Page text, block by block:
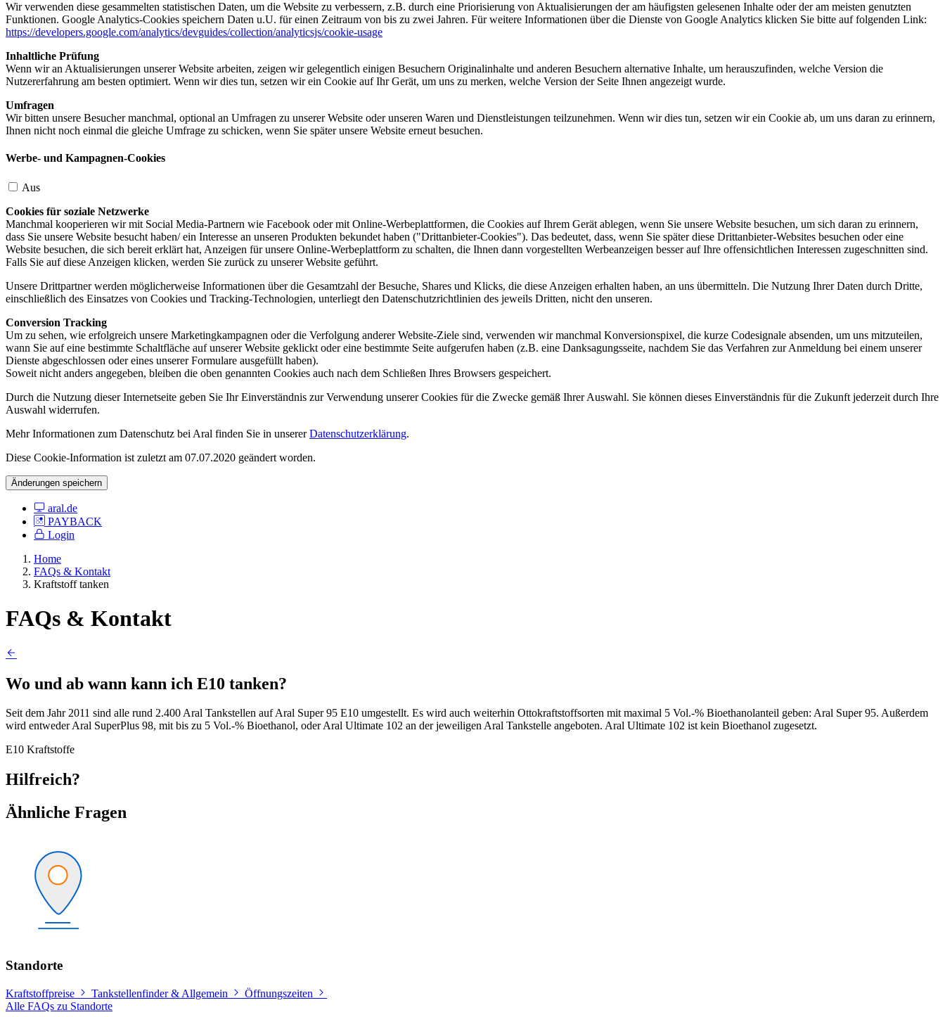
Wir verwenden diese gesammelten statistischen Daten, um die Website zu verbessern, z.B. durch eine Priorisierung von Aktualisierungen der am häufigsten gelesenen Inhalte oder der am meisten genutzten
Funktionen. Google Analytics-Cookies speichern Daten u.U. für einen Zeitraum von bis zu zwei Jahren. Für weitere Informationen über die Dienste von Google Analytics klicken Sie bitte auf folgenden Link:
https://developers.google.com/analytics/devguides/collection/analyticsjs/cookie-usage
Inhaltliche Prüfung
Wenn wir an Aktualisierungen unserer Website arbeiten, zeigen wir gelegentlich einigen Besuchern Originalinhalte und anderen Besuchern alternative Inhalte, um herauszufinden, welche Version die
Nutzererfahrung am besten optimiert. Wenn wir dies tun, setzen wir ein Cookie auf Ihr Gerät, um uns zu merken, welche Version der Seite Ihnen angezeigt wurde.
Umfragen
Wir bitten unsere Besucher manchmal, optional an Umfragen zu unserer Website oder unseren Waren und Dienstleistungen teilzunehmen. Wenn wir dies tun, setzen wir ein Cookie ab, um uns daran zu erinnern,
Ihnen nicht noch einmal die gleiche Umfrage zu schicken, wenn Sie später unsere Website erneut besuchen.
Werbe- und Kampagnen-Cookies
Aus
Cookies für soziale Netzwerke
Manchmal kooperieren wir mit Social Media-Partnern wie Facebook oder mit Online-Werbeplattformen, die Cookies auf Ihrem Gerät ablegen, wenn Sie unsere Website besuchen, um sich daran zu erinnern,
dass Sie unsere Website besucht haben/ ein Interesse an unseren Produkten bekundet haben ("Drittanbieter-Cookies"). Das bedeutet, dass, wenn Sie später diese Drittanbieter-Websites besuchen oder eine
Website besuchen, die sich bereit erklärt hat, Anzeigen für unsere Online-Werbeplattform zu schalten, die Ihnen dann vorgestellten Werbeanzeigen besser auf Ihre offensichtlichen Interessen zugeschnitten sind.
Falls Sie auf diese Anzeigen klicken, werden Sie zurück zu unserer Website geführt.
Unsere Drittpartner werden möglicherweise Informationen über die Gesamtzahl der Besuche, Shares und Klicks, die diese Anzeigen erhalten haben, an uns übermitteln. Die Nutzung Ihrer Daten durch Dritte,
einschließlich des Einsatzes von Cookies und Tracking-Technologien, unterliegt den Datenschutzrichtlinien des jeweils Dritten, nicht den unseren.
Conversion Tracking
Um zu sehen, wie erfolgreich unsere Marketingkampagnen oder die Verfolgung anderer Website-Ziele sind, verwenden wir manchmal Konversionspixel, die kurze Codesignale absenden, um uns mitzuteilen,
wann Sie auf eine bestimmte Schaltfläche auf unserer Website geklickt oder eine bestimmte Seite aufgerufen haben (z.B. eine Danksagungsseite, nachdem Sie das Verfahren zur Anmeldung bei einem unserer
Dienste abgeschlossen oder eines unserer Formulare ausgefüllt haben).
Soweit nicht anders angegeben, bleiben die oben genannten Cookies auch nach dem Schließen Ihres Browsers gespeichert.
Durch die Nutzung dieser Internetseite geben Sie Ihr Einverständnis zur Verwendung unserer Cookies für die Zwecke gemäß Ihrer Auswahl. Sie können dieses Einverständnis für die Zukunft jederzeit durch Ihre
Auswahl widerrufen.
Mehr Informationen zum Datenschutz bei Aral finden Sie in unsererDatenschutzerklärung.
Diese Cookie-Information ist zuletzt am 07.07.2020 geändert worden.
Änderungen speichern
aral.de
PAYBACK
Login
Home
FAQs & Kontakt
Kraftstoff tanken
FAQs & Kontakt
Wo und ab wann kann ich E10 tanken?
Seit dem Jahr 2011 sind alle rund 2.400 Aral Tankstellen auf Aral Super 95 E10 umgestellt. Es wird auch weiterhin Ottokraftstoffsorten mit maximal 5 Vol.-% Bioethanolanteil geben: Aral Super 95. Außerdem
wird entweder Aral SuperPlus 98, mit bis zu 5 Vol.-% Bioethanol, oder Aral Ultimate 102 an der jeweiligen Aral Tankstelle angeboten. Aral Ultimate 102 ist kein Bioethanol zugesetzt.
E10 Kraftstoffe
Hilfreich?
Ähnliche Fragen
Standorte
Kraftstoffpreise Tankstellenfinder & Allgemein
Öffnungszeiten
Alle FAQs zu Standorte